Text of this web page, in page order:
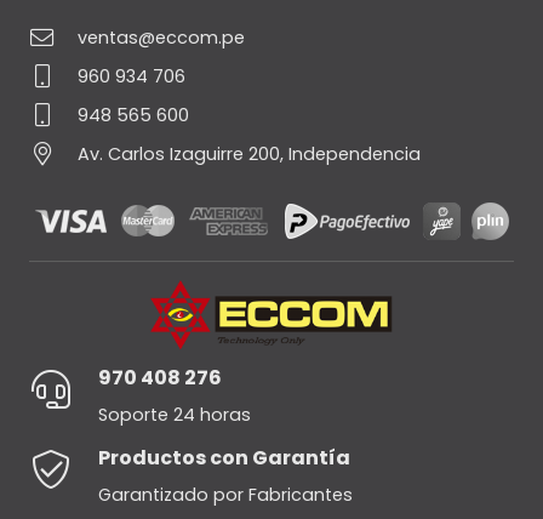
ventas@eccom.pe
960 934 706
948 565 600
Av. Carlos Izaguirre 200, Independencia
970 408 276
Soporte 24 horas
Productos con Garantía
Garantizado por Fabricantes